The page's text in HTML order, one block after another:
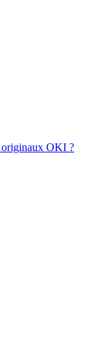
originaux OKI ?